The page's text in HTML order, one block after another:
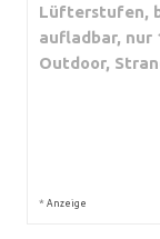
Lüfterstufen,
aufladbar, nur
Outdoor,
* Anzeige